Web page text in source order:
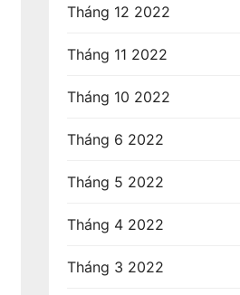
Tháng 12 2022
Tháng 11 2022
Tháng 10 2022
Tháng 6 2022
Tháng 5 2022
Tháng 4 2022
Tháng 3 2022